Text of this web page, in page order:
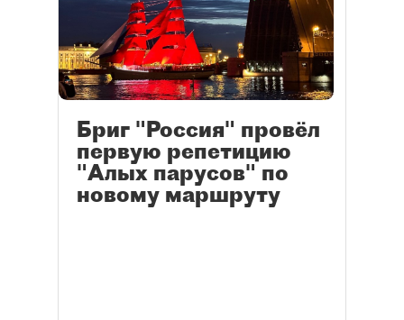
Бриг "Россия" провёл
первую репетицию
"Алых парусов" по
новому маршруту